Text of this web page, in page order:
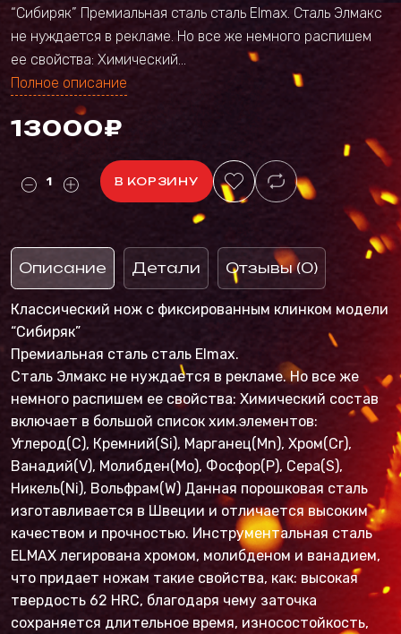
“Сибиряк” Премиальная сталь сталь Elmax. Сталь Элмакс
не нуждается в рекламе. Но все же немного распишем
ее свойства: Химический...
Полное описание
13000₽
В КОРЗИНУ
Описание Детали Отзывы (0)
Классический нож с фиксированным клинком модели
“Сибиряк”
Премиальная сталь сталь Elmax.
Сталь Элмакс не нуждается в рекламе. Но все же
немного распишем ее свойства: Химический состав
включает в большой список хим.элементов:
Углерод(C), Кремний(Si), Марганец(Mn), Хром(Cr),
Ванадий(V), Молибден(Mo), Фосфор(P), Сера(S),
Никель(Ni), Вольфрам(W) Данная порошковая сталь
изготавливается в Швеции и отличается высоким
качеством и прочностью. Инструментальная сталь
ELMAX легирована хромом, молибденом и ванадием,
что придает ножам такие свойства, как: высокая
твердость 62 HRC, благодаря чему заточка
сохраняется длительное время, износостойкость,